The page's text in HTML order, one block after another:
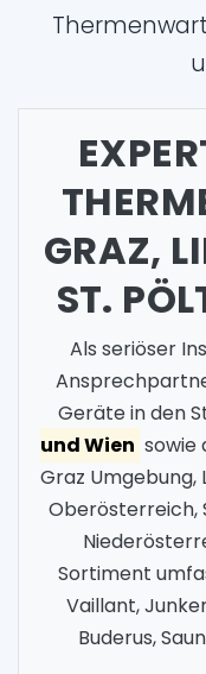
GRAZ,
ST.
Als seriöser
Geräte in den
und Wien sowie
Graz Umgebung,
Oberösterreich,
Sortiment
Vaillant,
Buderus,